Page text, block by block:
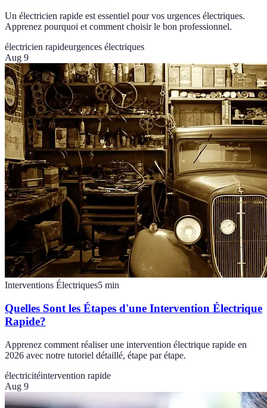
Un électricien rapide est essentiel pour vos urgences électriques.
Apprenez pourquoi et comment choisir le bon professionnel.
électricien rapideurgences électriques
Aug 9
Interventions Électriques5 min
Quelles Sont les Étapes d'une Intervention Électrique
Rapide?
Apprenez comment réaliser une intervention électrique rapide en
2026 avec notre tutoriel détaillé, étape par étape.
électricitéintervention rapide
Aug 9